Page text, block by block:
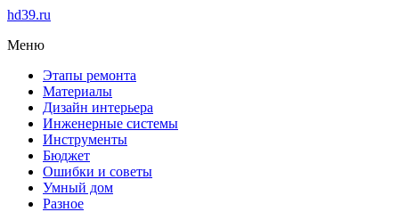
hd39.ru
Меню
Этапы ремонта
Материалы
Дизайн интерьера
Инженерные системы
Инструменты
Бюджет
Ошибки и советы
Умный дом
Разное